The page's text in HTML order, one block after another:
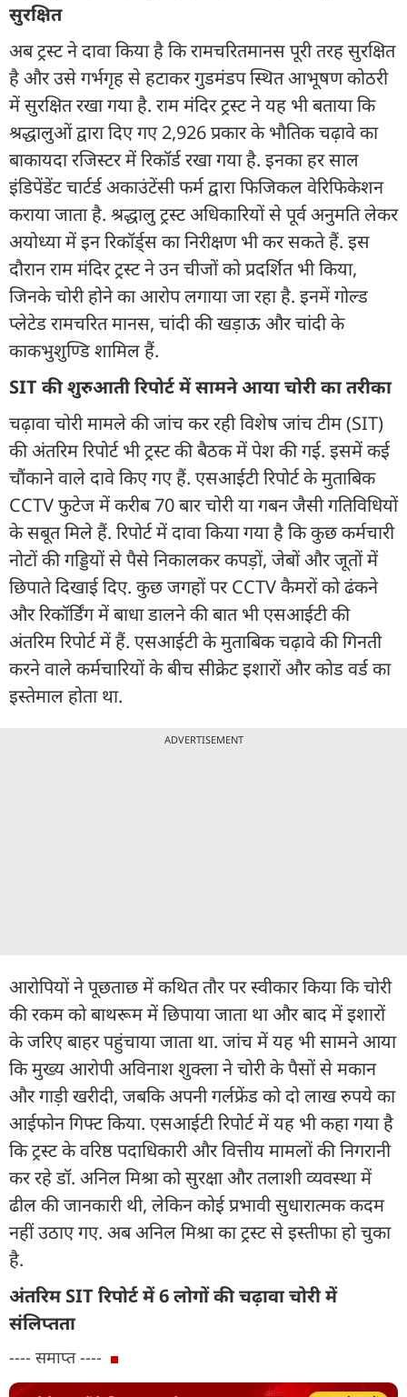
सुरक्षित
अब ट्रस्ट ने दावा किया है कि रामचरितमानस पूरी तरह सुरक्षित
है और उसे गर्भगृह से हटाकर गुडमंडप स्थित आभूषण कोठरी
में सुरक्षित रखा गया है. राम मंदिर ट्रस्ट ने यह भी बताया कि
श्रद्धालुओं द्वारा दिए गए 2,926 प्रकार के भौतिक चढ़ावे का
बाकायदा रजिस्टर में रिकॉर्ड रखा गया है. इनका हर साल
इंडिपेंडेंट चार्टर्ड अकाउंटेंसी फर्म द्वारा फिजिकल वेरिफिकेशन
कराया जाता है. श्रद्धालु ट्रस्ट अधिकारियों से पूर्व अनुमति लेकर
अयोध्या में इन रिकॉर्ड्स का निरीक्षण भी कर सकते हैं. इस
दौरान राम मंदिर ट्रस्ट ने उन चीजों को प्रदर्शित भी किया,
जिनके चोरी होने का आरोप लगाया जा रहा है. इनमें गोल्ड
प्लेटेड रामचरित मानस, चांदी की खड़ाऊ और चांदी के
काकभुशुण्डि शामिल हैं.
SIT की शुरुआती रिपोर्ट में सामने आया चोरी का तरीका
चढ़ावा चोरी मामले की जांच कर रही विशेष जांच टीम (SIT)
की अंतरिम रिपोर्ट भी ट्रस्ट की बैठक में पेश की गई. इसमें कई
चौंकाने वाले दावे किए गए हैं. एसआईटी रिपोर्ट के मुताबिक
CCTV फुटेज में करीब 70 बार चोरी या गबन जैसी गतिविधियों
के सबूत मिले हैं. रिपोर्ट में दावा किया गया है कि कुछ कर्मचारी
नोटों की गड्डियों से पैसे निकालकर कपड़ों, जेबों और जूतों में
छिपाते दिखाई दिए. कुछ जगहों पर CCTV कैमरों को ढंकने
और रिकॉर्डिंग में बाधा डालने की बात भी एसआईटी की
अंतरिम रिपोर्ट में हैं. एसआईटी के मुताबिक चढ़ावे की गिनती
करने वाले कर्मचारियों के बीच सीक्रेट इशारों और कोड वर्ड का
इस्तेमाल होता था.
ADVERTISEMENT
आरोपियों ने पूछताछ में कथित तौर पर स्वीकार किया कि चोरी
की रकम को बाथरूम में छिपाया जाता था और बाद में इशारों
के जरिए बाहर पहुंचाया जाता था. जांच में यह भी सामने आया
कि मुख्य आरोपी अविनाश शुक्ला ने चोरी के पैसों से मकान
और गाड़ी खरीदी, जबकि अपनी गर्लफ्रेंड को दो लाख रुपये का
आईफोन गिफ्ट किया. एसआईटी रिपोर्ट में यह भी कहा गया है
कि ट्रस्ट के वरिष्ठ पदाधिकारी और वित्तीय मामलों की निगरानी
कर रहे डॉ. अनिल मिश्रा को सुरक्षा और तलाशी व्यवस्था में
ढील की जानकारी थी, लेकिन कोई प्रभावी सुधारात्मक कदम
नहीं उठाए गए. अब अनिल मिश्रा का ट्रस्ट से इस्तीफा हो चुका
है.
अंतरिम SIT रिपोर्ट में 6 लोगों की चढ़ावा चोरी में
संलिप्तता
---- समाप्त ----